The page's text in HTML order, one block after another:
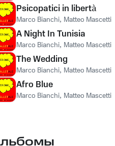
Psicopatici in libertà
Marco Bianchi, Matteo Mascetti
A Night In Tunisia
Marco Bianchi, Matteo Mascetti
The Wedding
Marco Bianchi, Matteo Mascetti
Afro Blue
Marco Bianchi, Matteo Mascetti